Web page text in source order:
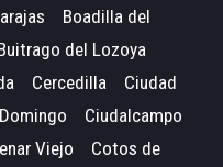
Boadilla del
del Lozoya
Cercedilla
Ciudad
Ciudalcampo
Viejo
Cotos de